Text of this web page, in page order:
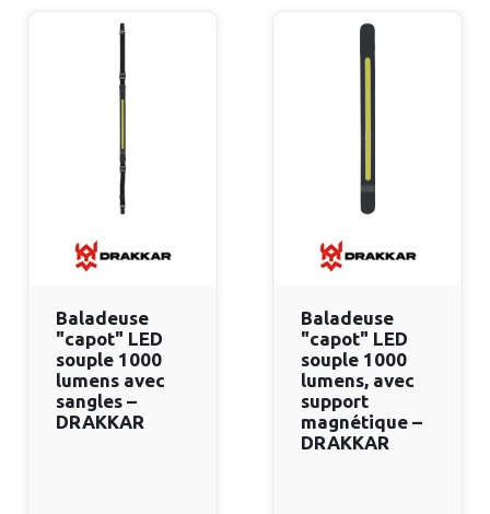
Baladeuse
"capot" LED
souple 1000
lumens avec
sangles –
DRAKKAR
Baladeuse
"capot" LED
souple 1000
lumens, avec
support
magnétique –
DRAKKAR